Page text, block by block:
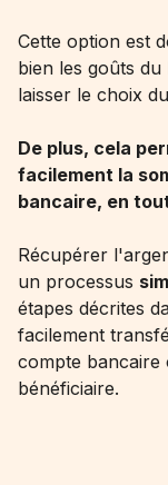
Cette option est
bien les goûts
laisser le choix
De plus, cela
facilement la
bancaire, en
Récupérer
un processus
étapes décrites
facilement
compte
bénéficiaire.